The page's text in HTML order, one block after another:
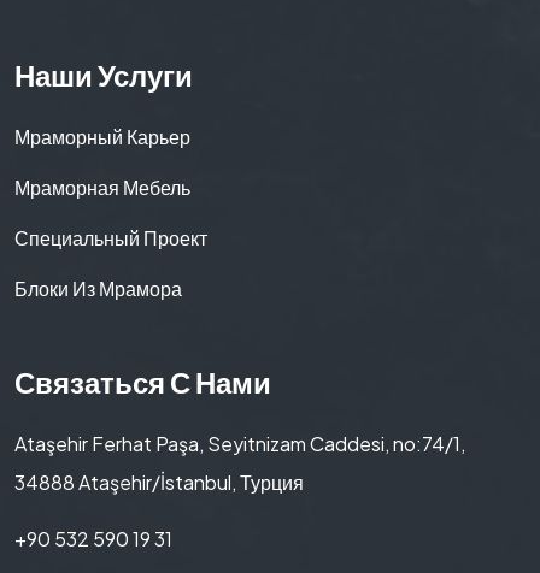
Наши Услуги
Мраморный Карьер
Мраморная Мебель
Специальный Проект
Блоки Из Мрамора
Связаться С Нами
Ataşehir Ferhat Paşa, Seyitnizam Caddesi, no:74/1,
34888 Ataşehir/İstanbul, Турция
+90 532 590 19 31